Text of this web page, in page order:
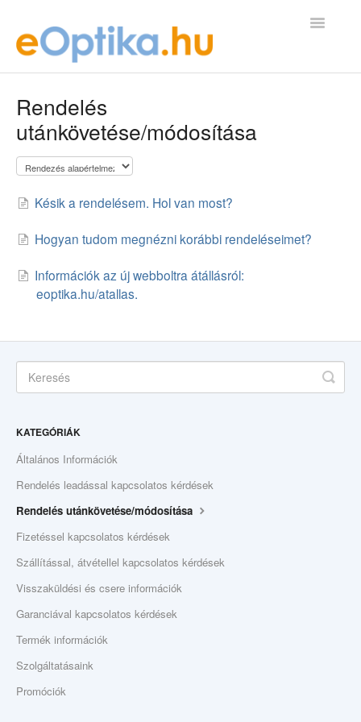
Toggle
kapcsolat@eoptika.hu
Rendelés
utánkövetése/módosítása
Késik a rendelésem. Hol van most?
Hogyan tudom megnézni korábbi rendeléseimet?
Információk az új webboltra átállásról:
eoptika.hu/atallas.
KATEGÓRIÁK
Általános Információk
Rendelés leadással kapcsolatos kérdések
Rendelés utánkövetése/módosítása
Fizetéssel kapcsolatos kérdések
Szállítással, átvétellel kapcsolatos kérdések
Visszaküldési és csere információk
Garanciával kapcsolatos kérdések
Termék információk
Szolgáltatásaink
Promóciók